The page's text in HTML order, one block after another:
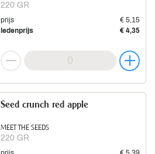
220 GR
prijs
€ 5,15
ledenprijs
€ 4,35
MEET THE SEEDS
220 GR
Seed crunch red apple